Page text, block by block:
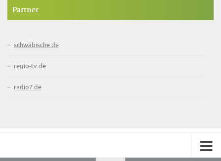
Partner
schwäbische.de
regio-tv.de
radio7.de